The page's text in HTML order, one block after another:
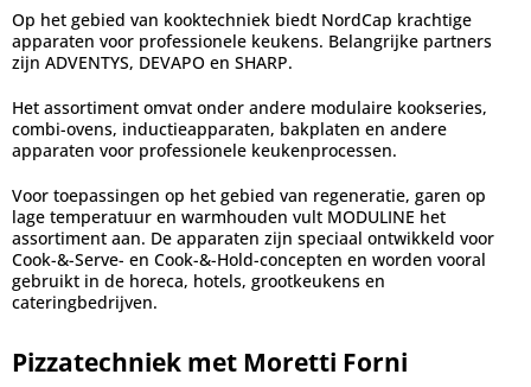
Op het gebied van kooktechniek biedt NordCap krachtige
apparaten voor professionele keukens. Belangrijke partners
zijn ADVENTYS, DEVAPO en SHARP.
Het assortiment omvat onder andere modulaire kookseries,
combi-ovens, inductieapparaten, bakplaten en andere
apparaten voor professionele keukenprocessen.
Voor toepassingen op het gebied van regeneratie, garen op
lage temperatuur en warmhouden vult MODULINE het
assortiment aan. De apparaten zijn speciaal ontwikkeld voor
Cook-&-Serve- en Cook-&-Hold-concepten en worden vooral
gebruikt in de horeca, hotels, grootkeukens en
cateringbedrijven.
Pizzatechniek met Moretti Forni